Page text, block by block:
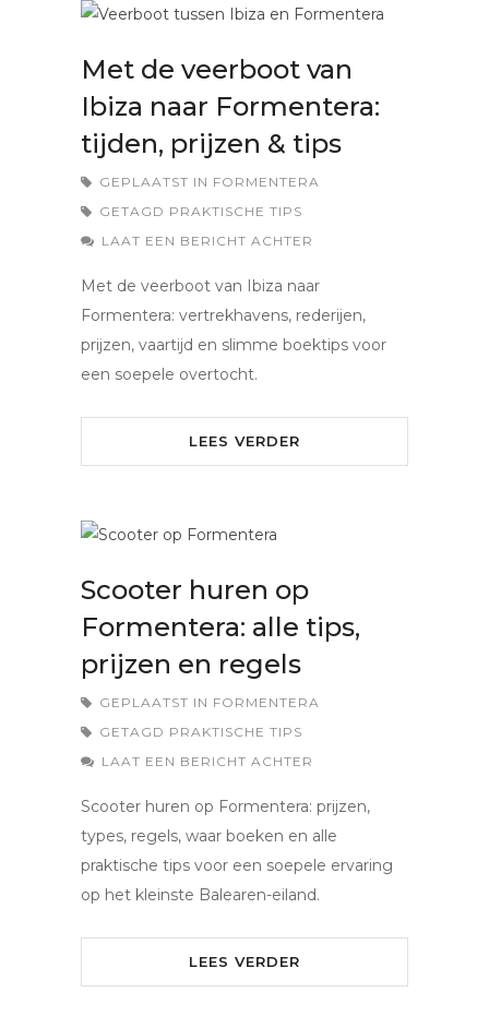
Met de veerboot van
Ibiza naar Formentera:
tijden, prijzen & tips
GEPLAATST IN FORMENTERA
GETAGD PRAKTISCHE TIPS
LAAT EEN BERICHT ACHTER
Met de veerboot van Ibiza naar
Formentera: vertrekhavens, rederijen,
prijzen, vaartijd en slimme boektips voor
een soepele overtocht.
LEES VERDER
Scooter huren op
Formentera: alle tips,
prijzen en regels
GEPLAATST IN FORMENTERA
GETAGD PRAKTISCHE TIPS
LAAT EEN BERICHT ACHTER
Scooter huren op Formentera: prijzen,
types, regels, waar boeken en alle
praktische tips voor een soepele ervaring
op het kleinste Balearen-eiland.
LEES VERDER